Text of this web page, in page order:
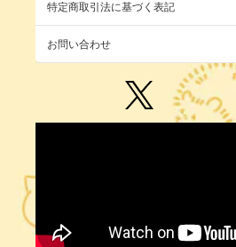
特定商取引法に基づく表記
お問い合わせ